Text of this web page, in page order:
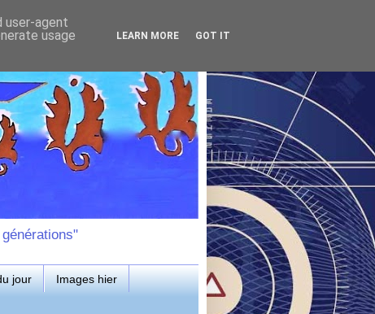
jour Images hier
user-agent
usage
LEARN MORE GOT IT